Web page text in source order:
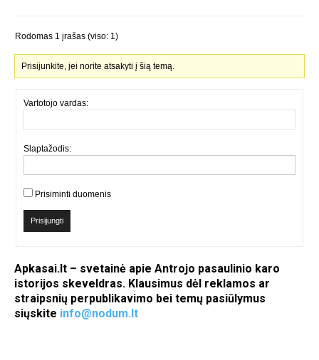
Rodomas 1 įrašas (viso: 1)
Prisijunkite, jei norite atsakyti į šią temą.
Vartotojo vardas:
Slaptažodis:
Prisiminti duomenis
Prisijungti
Apkasai.lt – svetainė apie Antrojo pasaulinio karo
istorijos skeveldras. Klausimus dėl reklamos ar
straipsnių perpublikavimo bei temų pasiūlymus
siųskite info@nodum.lt